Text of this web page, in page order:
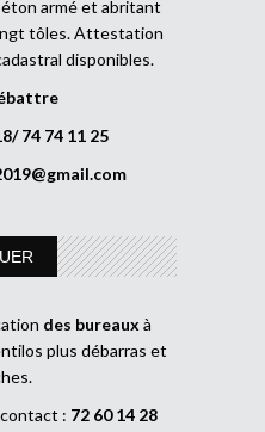
armé et abritant
tôles. Attestation
disponibles.
74 74 11 25
des bureaux à
plus débarras et
: 72 60 14 28